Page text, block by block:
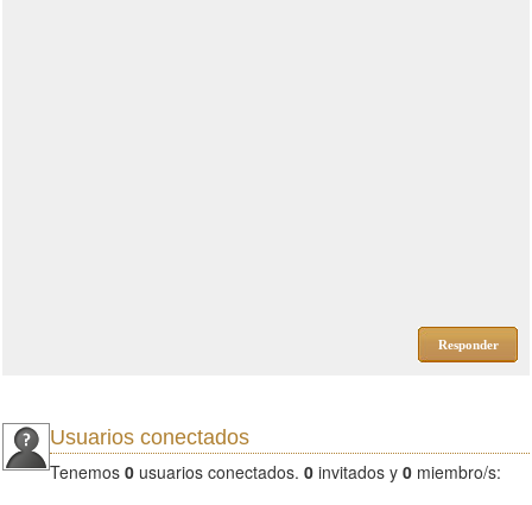
Responder
Usuarios conectados
Tenemos 0 usuarios conectados. 0 invitados y 0 miembro/s: